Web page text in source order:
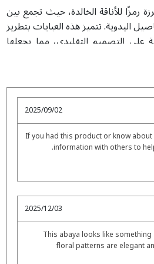
رمزًا للأناقة الخالدة، حيث تجمع بين
اليدوية. تتميز هذه العبايات بتطريز
التصميم التقليدي، مما يجعلها
الخاصة. يبرز تناقض القماش
اللامعة إطلالة راقية تعكس الذوق
زيّنت بتصاميم زهرية بسيطة لمن
يدوية متقنة لمن يرغبون بإطلالة
تقدم خيارات متنوعة وأنيقة. فهي
يفضلن الأناقة المحتشمة مع لمسة
في كل مجموعة عبايات فاخرة.
2025/09/02
If you had this product or know
information with others to
2025/12/03
This abaya looks like
floral patterns are elegant